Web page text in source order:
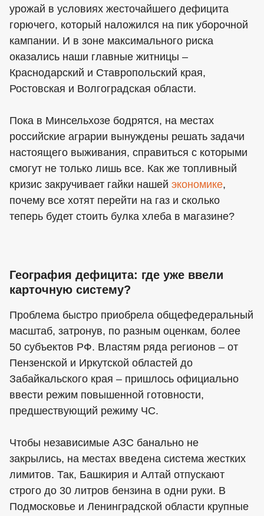
урожай в условиях жесточайшего дефицита
горючего, который наложился на пик уборочной
кампании. И в зоне максимального риска
оказались наши главные житницы –
Краснодарский и Ставропольский края,
Ростовская и Волгоградская области.
Пока в Минсельхозе бодрятся, на местах
российские аграрии вынуждены решать задачи
настоящего выживания, справиться с которыми
смогут не только лишь все. Как же топливный
кризис закручивает гайки нашей экономике,
почему все хотят перейти на газ и сколько
теперь будет стоить булка хлеба в магазине?
География дефицита: где уже ввели
карточную систему?
Проблема быстро приобрела общефедеральный
масштаб, затронув, по разным оценкам, более
50 субъектов РФ. Властям ряда регионов – от
Пензенской и Иркутской областей до
Забайкальского края – пришлось официально
ввести режим повышенной готовности,
предшествующий режиму ЧС.
Чтобы независимые АЗС банально не
закрылись, на местах введена система жестких
лимитов. Так, Башкирия и Алтай отпускают
строго до 30 литров бензина в одни руки. В
Подмосковье и Ленинградской области крупные